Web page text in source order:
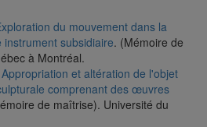
du mouvement dans la
subsidiaire. (Mémoire de
à Montréal.
et altération de l'objet
comprenant des œuvres
de maîtrise). Université du